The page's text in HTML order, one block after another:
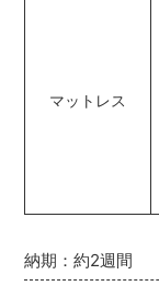
納期：約2週間
マットレス